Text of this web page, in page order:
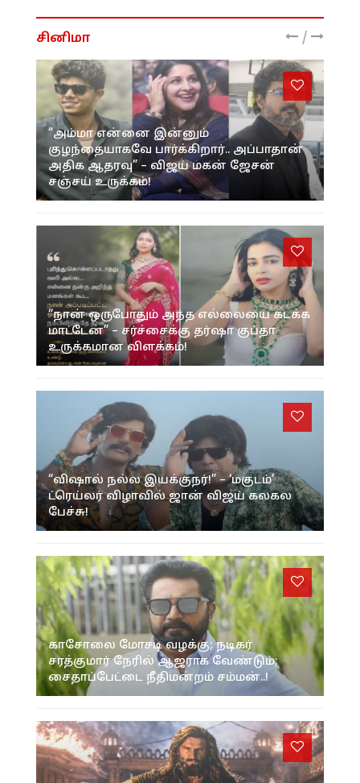
சினிமா /
“அம்மா என்னை இன்னும்
குழந்தையாகவே பார்க்கிறார்.. அப்பாதான்
அதிக ஆதரவு” – விஜய் மகன் ஜேசன்
சஞ்சய் உருக்கம்!
“நான் ஒருபோதும் அந்த எல்லையை கடக்க
மாட்டேன்” – சர்ச்சைக்கு தர்ஷா குப்தா
உருக்கமான விளக்கம்!
“விஷால் நல்ல இயக்குநர்!” – ‘மகுடம்’
ட்ரெய்லர் விழாவில் ஜான் விஜய் கலகல
பேச்சு!
காசோலை மோசடி வழக்கு; நடிகர்
சரத்குமார் நேரில் ஆஜராக வேண்டும்;
சைதாப்பேட்டை நீதிமன்றம் சம்மன்..!